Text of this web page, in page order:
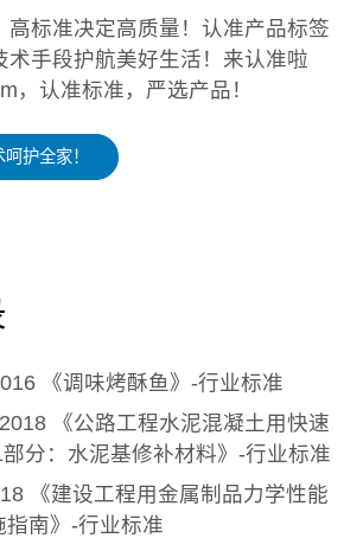
高标准决定高质量！认准产品标签
术手段护航美好生活！来认准啦
，认准标准，严选产品！
护全家！
《调味烤酥鱼》-行业标准
《公路工程水泥混凝土用快速
分：水泥基修补材料》-行业标准
《建设工程用金属制品力学性能
指南》-行业标准